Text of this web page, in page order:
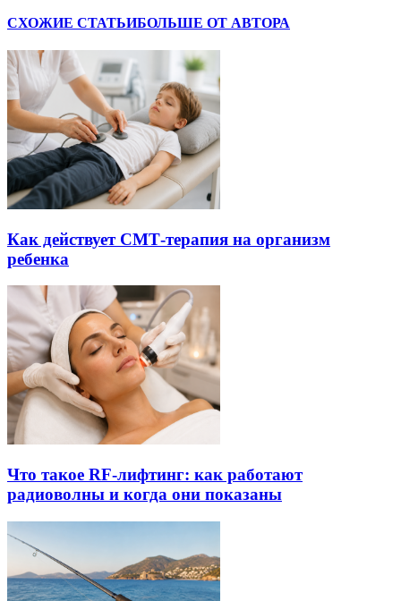
СХОЖИЕ СТАТЬИБОЛЬШЕ ОТ АВТОРА
Как действует СМТ-терапия на организм
ребенка
Что такое RF-лифтинг: как работают
радиоволны и когда они показаны